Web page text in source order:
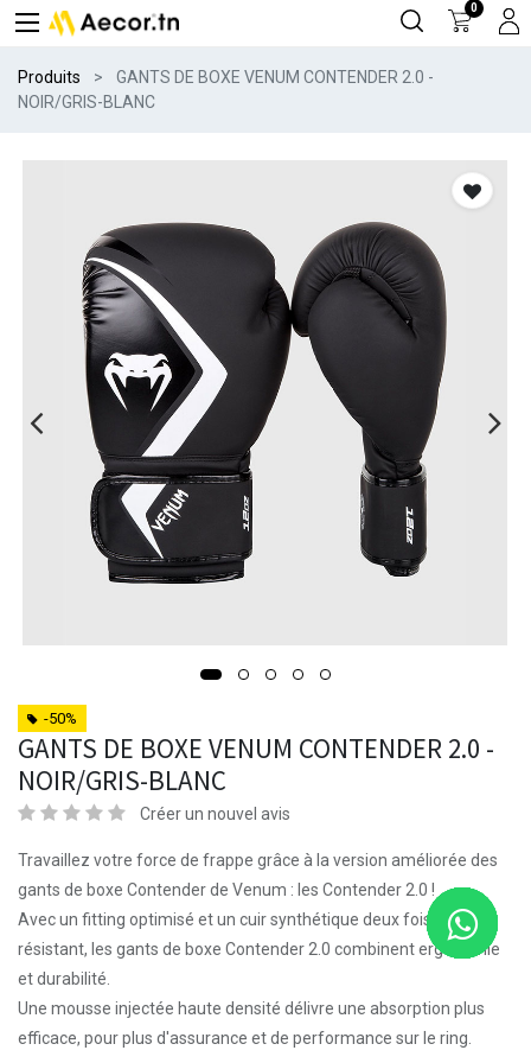
0
Produits
GANTS DE BOXE VENUM CONTENDER 2.0 -
NOIR/GRIS-BLANC
-50%
GANTS DE BOXE VENUM CONTENDER 2.0 -
NOIR/GRIS-BLANC
Créer un nouvel avis
Travaillez votre force de frappe grâce à la version améliorée des
gants de boxe Contender de Venum : les Contender 2.0 !
Avec un fitting optimisé et un cuir synthétique deux fois plus
résistant, les gants de boxe Contender 2.0 combinent ergonomie
et durabilité.
Une mousse injectée haute densité délivre une absorption plus
efficace, pour plus d'assurance et de performance sur le ring.